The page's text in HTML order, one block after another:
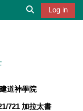
Log in
建道神學院
721 加拉太書